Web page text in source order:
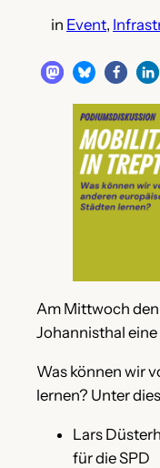
in Event,
Am Mittwoch den
Johannisthal
Was können wir
lernen? Unter
Lars
für die SPD